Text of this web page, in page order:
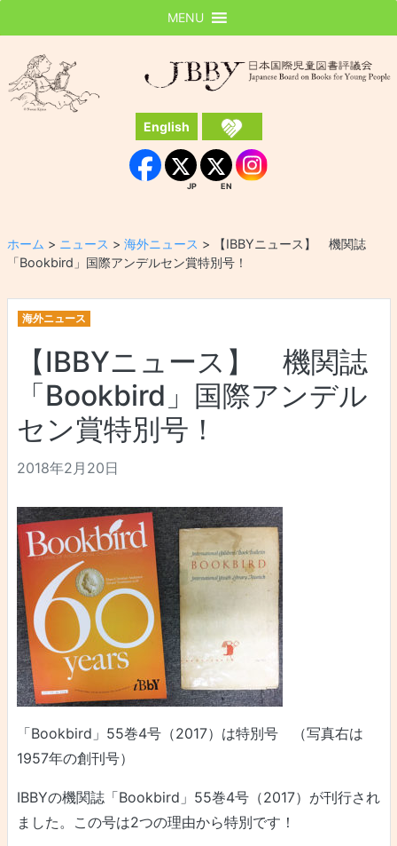
JBBY
English
Facebook
JP
JP
EN
EN Instagram
MENU
ホーム > ニュース > 海外ニュース >
【IBBYニュース】 機関誌
「Bookbird」国際アンデルセン賞特別号！
海外ニュース
【IBBYニュース】 機関誌
「Bookbird」国際アンデル
セン賞特別号！
2018年2月20日
「Bookbird」55巻4号（2017）は特別号 （写真右は
1957年の創刊号）
IBBYの機関誌「Bookbird」55巻4号（2017）が刊行され
ました。この号は2つの理由から特別です！